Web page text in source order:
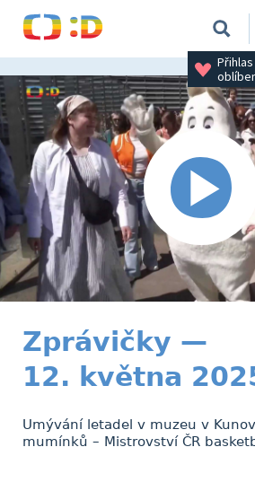
Zprávičky —
12. května
Umývání letadel v muzeu v
mumínků – Mistrovství ČR